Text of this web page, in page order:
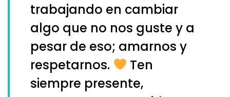
trabajando en cambiar
algo que no nos guste y a
pesar de eso; amarnos y
respetarnos.
Ten
siempre presente,